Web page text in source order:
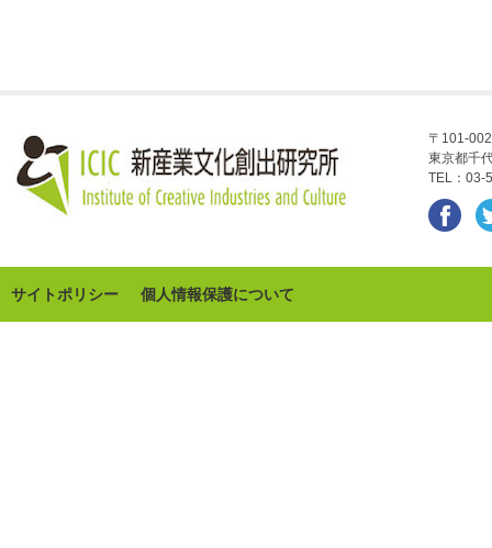
〒101-
東京都千
TEL：
サイトポリシー 個人情報保護について